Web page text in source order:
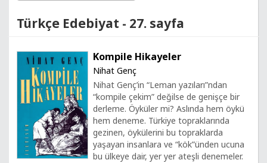
Türkçe Edebiyat - 27. sayfa
Kompile Hikayeler
Nihat Genç
Nihat Genç’in “Leman yazıları”ndan
“kompile çekim” değilse de genişçe bir
derleme. Öyküler mi? Aslında hem öykü
hem deneme. Türkiye topraklarında
gezinen, öykülerini bu topraklarda
yaşayan insanlara ve “kök”ünden ucuna
bu ülkeye dair, yer yer ateşli denemeler.